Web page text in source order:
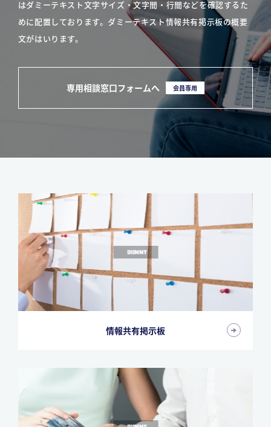
はダミーテキスト文字サイズ・文字間・行間などを確認するた
めに配置しております。ダミーテキスト情報共有掲示板の概要
文がはいります。
専用相談窓口フォームへ 会員専用
情報共有掲示板